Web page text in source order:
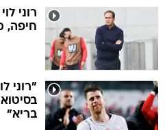
רוני
חיפה,
"רוני
בריא"